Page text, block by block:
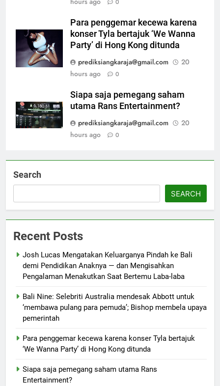
0
Para penggemar kecewa karena
konser Tyla bertajuk ‘We Wanna
Party’ di Hong Kong ditunda
prediksiangkaraja@gmail.com
20
hours ago
0
Siapa saja pemegang saham
utama Rans Entertainment?
prediksiangkaraja@gmail.com
20
hours ago
0
Search
SEARCH
Recent Posts
Josh Lucas Mengatakan Keluarganya Pindah ke Bali
demi Pendidikan Anaknya — dan Mengisahkan
Pengalaman Menakutkan Saat Bertemu Laba-laba
Bali Nine: Selebriti Australia mendesak Abbott untuk
‘membawa pulang para pemuda’; Bishop membela upaya
pemerintah
Para penggemar kecewa karena konser Tyla bertajuk
‘We Wanna Party’ di Hong Kong ditunda
Siapa saja pemegang saham utama Rans
Entertainment?